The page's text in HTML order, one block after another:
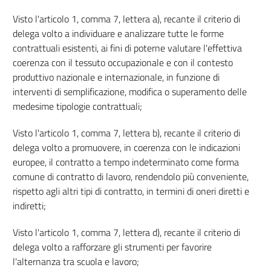
Lavoro a tempo determinato
19
20
21
22
23
24
25
26
27
28
Capo IV
Somministrazione di lavoro
30
Visto l'articolo 1, comma 7, lettera a), recante il criterio di
delega volto a individuare e analizzare tutte le forme
contrattuali esistenti, ai fini di poterne valutare l'effettiva
coerenza con il tessuto occupazionale e con il contesto
produttivo nazionale e internazionale, in funzione di
interventi di semplificazione, modifica o superamento delle
medesime tipologie contrattuali;
Visto l'articolo 1, comma 7, lettera b), recante il criterio di
delega volto a promuovere, in coerenza con le indicazioni
europee, il contratto a tempo indeterminato come forma
comune di contratto di lavoro, rendendolo più conveniente,
rispetto agli altri tipi di contratto, in termini di oneri diretti e
indiretti;
Visto l'articolo 1, comma 7, lettera d), recante il criterio di
delega volto a rafforzare gli strumenti per favorire
l'alternanza tra scuola e lavoro;